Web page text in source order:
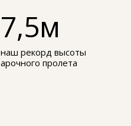
7,5м
наш рекорд высоты
арочного пролета